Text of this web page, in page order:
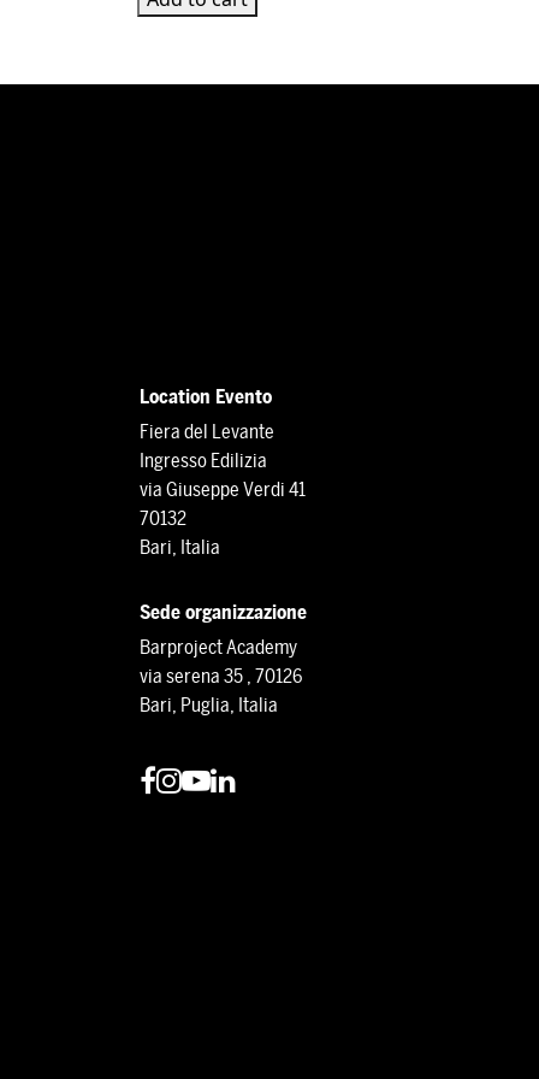
Location Evento
Fiera del Levante
Ingresso Edilizia
via Giuseppe Verdi 41
70132
Bari, Italia
Sede organizzazione
Barproject Academy
via serena 35 , 70126
Bari, Puglia, Italia